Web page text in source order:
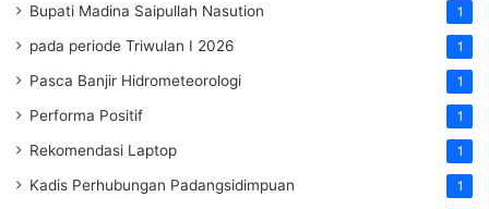
Bupati Madina Saipullah Nasution 1
pada periode Triwulan I 2026 1
Pasca Banjir Hidrometeorologi 1
Performa Positif 1
Rekomendasi Laptop 1
Kadis Perhubungan Padangsidimpuan 1